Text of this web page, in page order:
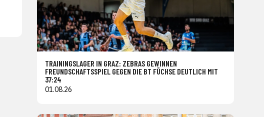
TRAININGSLAGER IN GRAZ: ZEBRAS GEWINNEN
FREUNDSCHAFTSSPIEL GEGEN DIE BT FÜCHSE DEUTLICH MIT
37:24
01.08.26